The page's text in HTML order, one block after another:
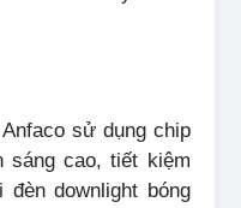
sử dụng chip
sáng cao, tiết kiệm
downlight bóng